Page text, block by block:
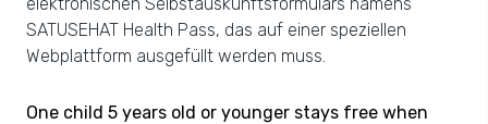
SATUSEHAT Health Pass, das auf einer speziellen
Webplattform ausgefüllt werden muss.
One child 5 years old or younger stays free when